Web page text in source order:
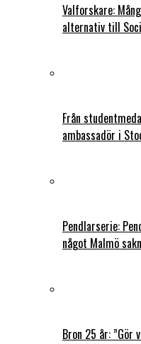
Valforskare:
alternativ till
Från
ambassadör i
Pendlarserie:
något Malmö
Bron 25 år: ”Gör